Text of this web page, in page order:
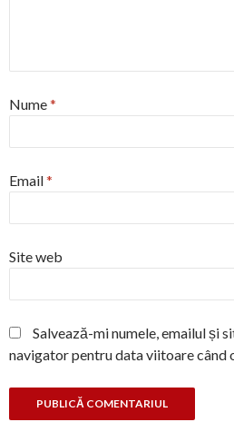
Nume*
Email*
Site web
Salvează-mi numele, emailul și
navigator pentru data viitoare când